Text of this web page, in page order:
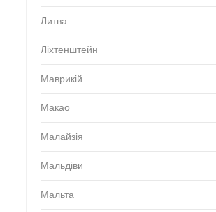
Литва
Ліхтенштейн
Маврикій
Макао
Малайзія
Мальдіви
Мальта